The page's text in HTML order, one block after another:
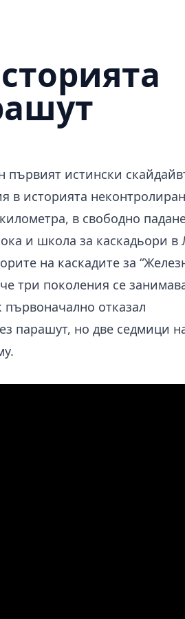
истински
в историята
в свободно
и школа за каскадьори в
на каскадите за
три поколения се
отказал
парашут, но две седмици